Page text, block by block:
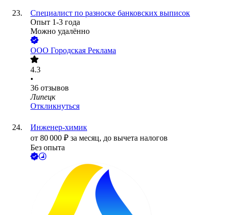
Специалист по разноске банковских выписок
Опыт 1-3 года
Можно удалённо
ООО Городская Реклама
4.3
•
36 отзывов
Липецк
Откликнуться
Инженер-химик
от 80 000 ₽ за месяц, до вычета налогов
Без опыта